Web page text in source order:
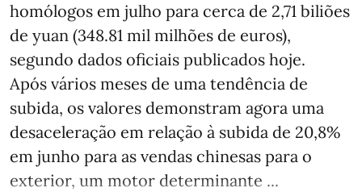
homólogos em julho para cerca de 2,71 biliões
de yuan (348.81 mil milhões de euros),
segundo dados oficiais publicados hoje.
Após vários meses de uma tendência de
subida, os valores demonstram agora uma
desaceleração em relação à subida de 20,8%
em junho para as vendas chinesas para o
exterior, um motor determinante ...